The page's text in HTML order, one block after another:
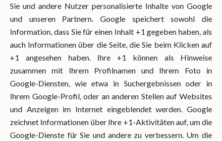
Sie und andere Nutzer personalisierte Inhalte von Google
und unseren Partnern. Google speichert sowohl die
Information, dass Sie für einen Inhalt +1 gegeben haben, als
auch Informationen über die Seite, die Sie beim Klicken auf
+1 angesehen haben. Ihre +1 können als Hinweise
zusammen mit Ihrem Profilnamen und Ihrem Foto in
Google-Diensten, wie etwa in Suchergebnissen oder in
Ihrem Google-Profil, oder an anderen Stellen auf Websites
und Anzeigen im Internet eingeblendet werden. Google
zeichnet Informationen über Ihre +1-Aktivitäten auf, um die
Google-Dienste für Sie und andere zu verbessern. Um die